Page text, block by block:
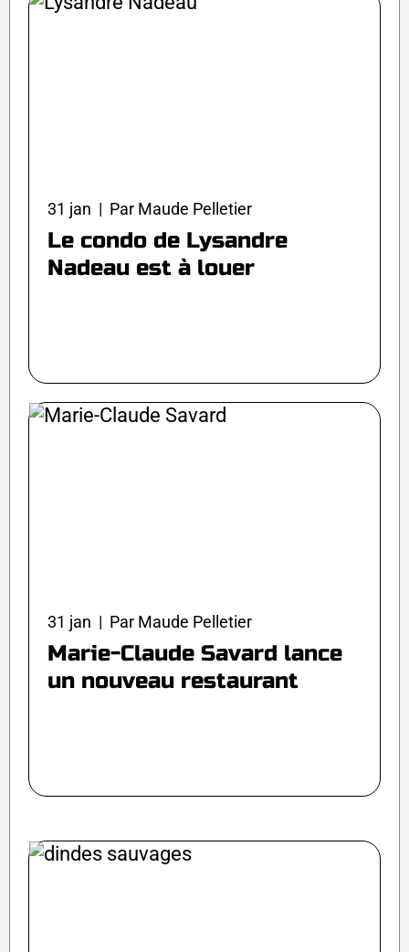
31 jan | Par Maude Pelletier
Le condo de Lysandre
Nadeau est à louer
31 jan | Par Maude Pelletier
Marie-Claude Savard lance
un nouveau restaurant